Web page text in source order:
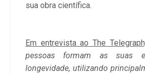
sua obra científica.
Em entrevista ao The
pessoas formam as suas
longevidade, utilizando